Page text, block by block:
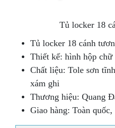
Tủ locker 18
Tủ locker 18 cánh
Thiết kế: hình hộp
Chất liệu: Tole sơn
xám ghi
Thương hiệu: Quang
Giao hàng: Toàn